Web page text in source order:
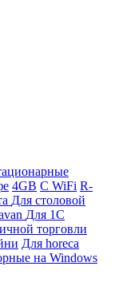
4GB С WiFi R-
Для столовой
Для 1С
торговли
Для horeca
на Windows